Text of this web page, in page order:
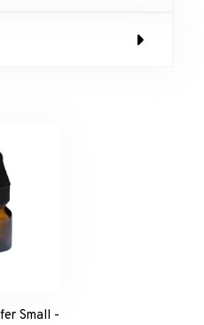
Small -